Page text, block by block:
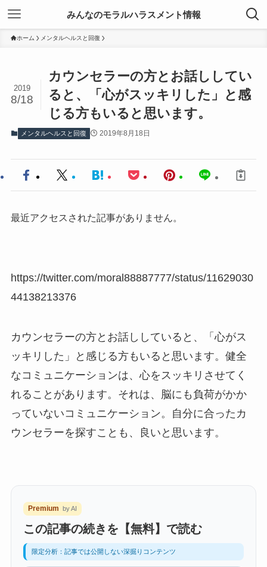
みんなのモラルハラスメント情報
ホーム メンタルヘルスと回復
カウンセラーの方とお話ししてい
ると、「心がスッキリした」と感
じる方もいると思います。
2019
8/18
メンタルヘルスと回復 2019年8月18日
最近アクセスされた記事がありません。
https://twitter.com/moral88887777/status/11629030
44138213376
カウンセラーの方とお話ししていると、「心がス
ッキリした」と感じる方もいると思います。健全
なコミュニケーションは、心をスッキリさせてく
れることがあります。それは、脳にも負荷がかか
っていないコミュニケーション。自分に合ったカ
ウンセラーを探すことも、良いと思います。
Premium by AI
この記事の続きを【無料】で読む
限定分析：記事では公開しない深掘りコンテンツ